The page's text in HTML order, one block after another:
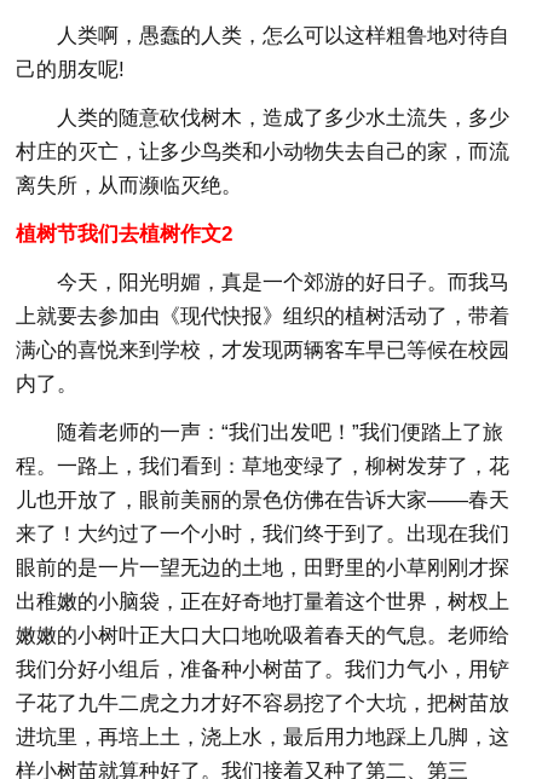
人类啊，愚蠢的人类，怎么可以这样粗鲁地对待自
己的朋友呢!
人类的随意砍伐树木，造成了多少水土流失，多少
村庄的灭亡，让多少鸟类和小动物失去自己的家，而流
离失所，从而濒临灭绝。
植树节我们去植树作文2
今天，阳光明媚，真是一个郊游的好日子。而我马
上就要去参加由《现代快报》组织的植树活动了，带着
满心的喜悦来到学校，才发现两辆客车早已等候在校园
内了。
随着老师的一声：“我们出发吧！”我们便踏上了旅
程。一路上，我们看到：草地变绿了，柳树发芽了，花
儿也开放了，眼前美丽的景色仿佛在告诉大家——春天
来了！大约过了一个小时，我们终于到了。出现在我们
眼前的是一片一望无边的土地，田野里的小草刚刚才探
出稚嫩的小脑袋，正在好奇地打量着这个世界，树杈上
嫩嫩的小树叶正大口大口地吮吸着春天的气息。老师给
我们分好小组后，准备种小树苗了。我们力气小，用铲
子花了九牛二虎之力才好不容易挖了个大坑，把树苗放
进坑里，再培上土，浇上水，最后用力地踩上几脚，这
样小树苗就算种好了。我们接着又种了第二、第三